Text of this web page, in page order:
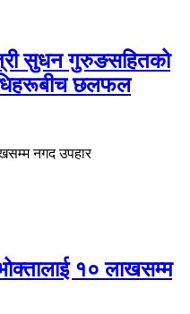
सुधन गुरुङसहितको
छलफल
१० लाखसम्म